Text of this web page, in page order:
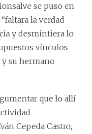
se puso en
la verdad
y desmintiera lo
vínculos
su hermano
que lo allí
Cepeda Castro,